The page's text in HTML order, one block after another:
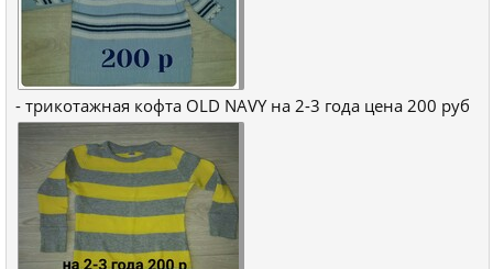
- трикотажная кофта OLD NAVY на 2-3 года цена 200 руб